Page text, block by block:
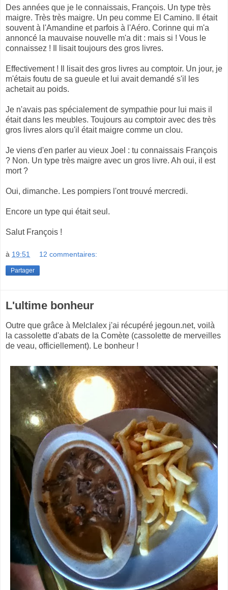
Des années que je le connaissais, François. Un type très
maigre. Très très maigre. Un peu comme El Camino. Il était
souvent à l'Amandine et parfois à l'Aéro. Corinne qui m'a
annoncé la mauvaise nouvelle m'a dit : mais si ! Vous le
connaissez ! Il lisait toujours des gros livres.
Effectivement ! Il lisait des gros livres au comptoir. Un jour, je
m'étais foutu de sa gueule et lui avait demandé s'il les
achetait au poids.
Je n'avais pas spécialement de sympathie pour lui mais il
était dans les meubles. Toujours au comptoir avec des très
gros livres alors qu'il était maigre comme un clou.
Je viens d'en parler au vieux Joel : tu connaissais François
? Non. Un type très maigre avec un gros livre. Ah oui, il est
mort ?
Oui, dimanche. Les pompiers l'ont trouvé mercredi.
Encore un type qui était seul.
Salut François !
à 19:51 12 commentaires:
Partager
L'ultime bonheur
Outre que grâce à Melclalex j'ai récupéré jegoun.net, voilà
la cassolette d'abats de la Comète (cassolette de merveilles
de veau, officiellement). Le bonheur !